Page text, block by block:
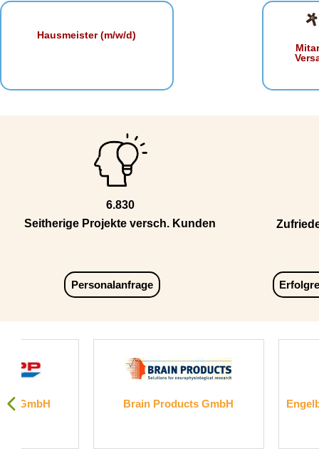
Hausmeister (m/w/d)
6.830
Seitherige Projekte versch. Kunden
Personalanfrage
Brain Products GmbH
Engelbert Strauss